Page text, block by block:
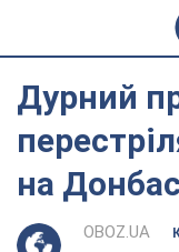
Дурний
на
OBOZ.UA